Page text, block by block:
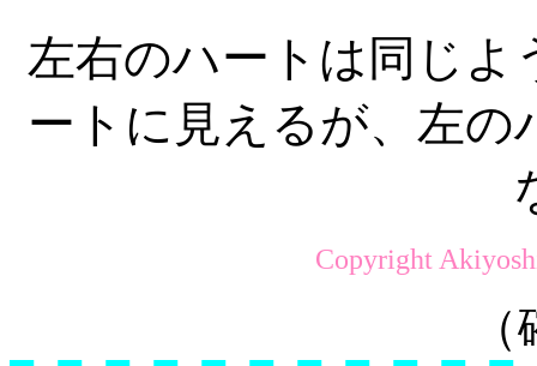
左右のハートは同じよ
ートに見えるが、左
Copyright